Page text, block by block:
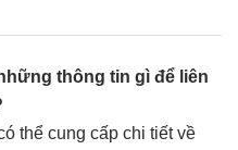
thông tin gì để liên
thể cung cấp chi tiết về